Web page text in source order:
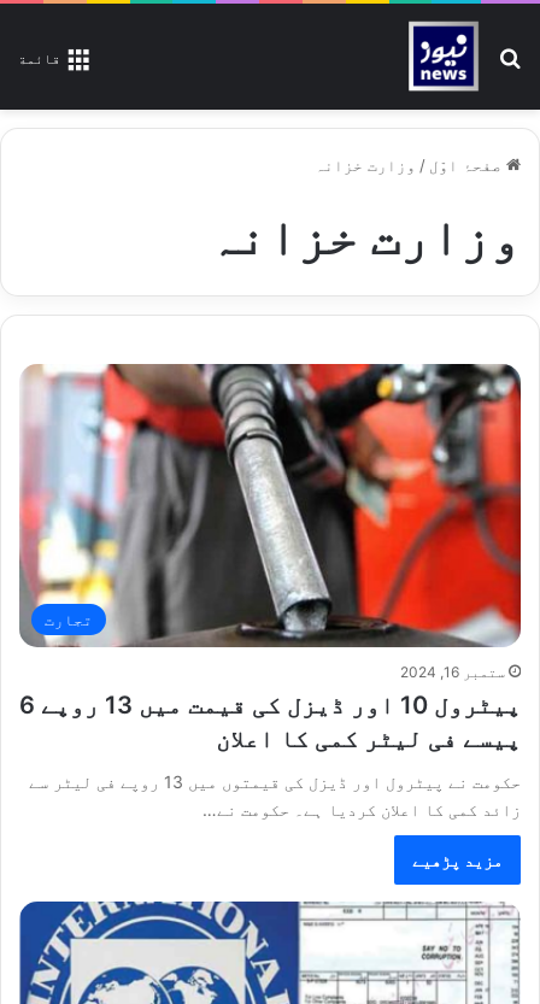
قائمة تلاش کیجیے
صفحۂ اوّل / وزارت خزانہ
وزارت خزانہ
تجارت
ستمبر 16, 2024
پیٹرول 10 اور ڈیزل کی قیمت میں 13 روپے 6
پیسے فی لیٹر کمی کا اعلان
حکومت نے پیٹرول اور ڈیزل کی قیمتوں میں 13 روپے فی لیٹر سے
زائد کمی کا اعلان کردیا ہے۔ حکومت نے…
مزید پڑھیے